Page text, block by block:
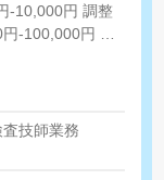
-10,000円 調整
-100,000円 住
円-11,000円 資
円-32,000円 食
技師業務